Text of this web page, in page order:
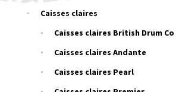
Caisses claires
Caisses claires British Drum Co
Caisses claires Andante
Caisses claires Pearl